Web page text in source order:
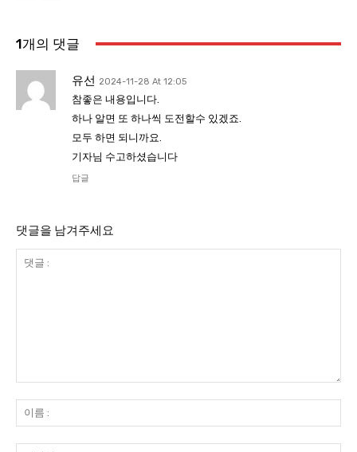
1개의 댓글
유선 2024-11-28 At 12:05
참좋은 내용입니다.
하나 알면 또 하나씩 도전할수 있겠죠.
모두 하면 되니까요.
기자님 수고하셨습니다
답글
댓글을 남겨주세요
:
름
: